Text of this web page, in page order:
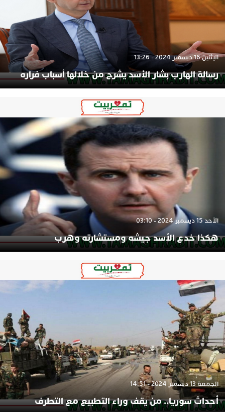
الإثنين 16 ديسمبر 2024 - 13:26
رسالة الهارب بشار الأسد يشرح من خلالها أسباب فراره
الأحد 15 ديسمبر 2024 - 03:10
هكذا خدع الأسد جيشه ومستشارته وهرب
الجمعة 13 ديسمبر 2024 - 14:51
أحداث سوريا.. من يقف وراء التطبيع مع التطرف